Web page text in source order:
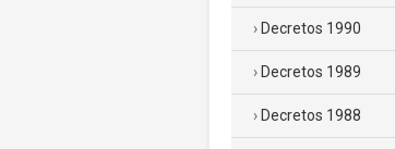
Decretos 1990
Decretos 1989
Decretos 1988